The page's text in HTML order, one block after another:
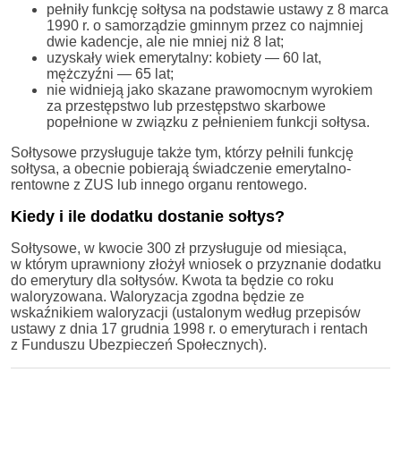
pełniły funkcję sołtysa na podstawie ustawy z 8 marca
1990 r. o samorządzie gminnym przez co najmniej
dwie kadencje, ale nie mniej niż 8 lat;
uzyskały wiek emerytalny: kobiety — 60 lat,
mężczyźni — 65 lat;
nie widnieją jako skazane prawomocnym wyrokiem
za przestępstwo lub przestępstwo skarbowe
popełnione w związku z pełnieniem funkcji sołtysa.
Sołtysowe przysługuje także tym, którzy pełnili funkcję
sołtysa, a obecnie pobierają świadczenie emerytalno-
rentowne z ZUS lub innego organu rentowego.
Kiedy i ile dodatku dostanie sołtys?
Sołtysowe, w kwocie 300 zł przysługuje od miesiąca,
w którym uprawniony złożył wniosek o przyznanie dodatku
do emerytury dla sołtysów. Kwota ta będzie co roku
waloryzowana. Waloryzacja zgodna będzie ze
wskaźnikiem waloryzacji (ustalonym według przepisów
ustawy z dnia 17 grudnia 1998 r. o emeryturach i rentach
z Funduszu Ubezpieczeń Społecznych).